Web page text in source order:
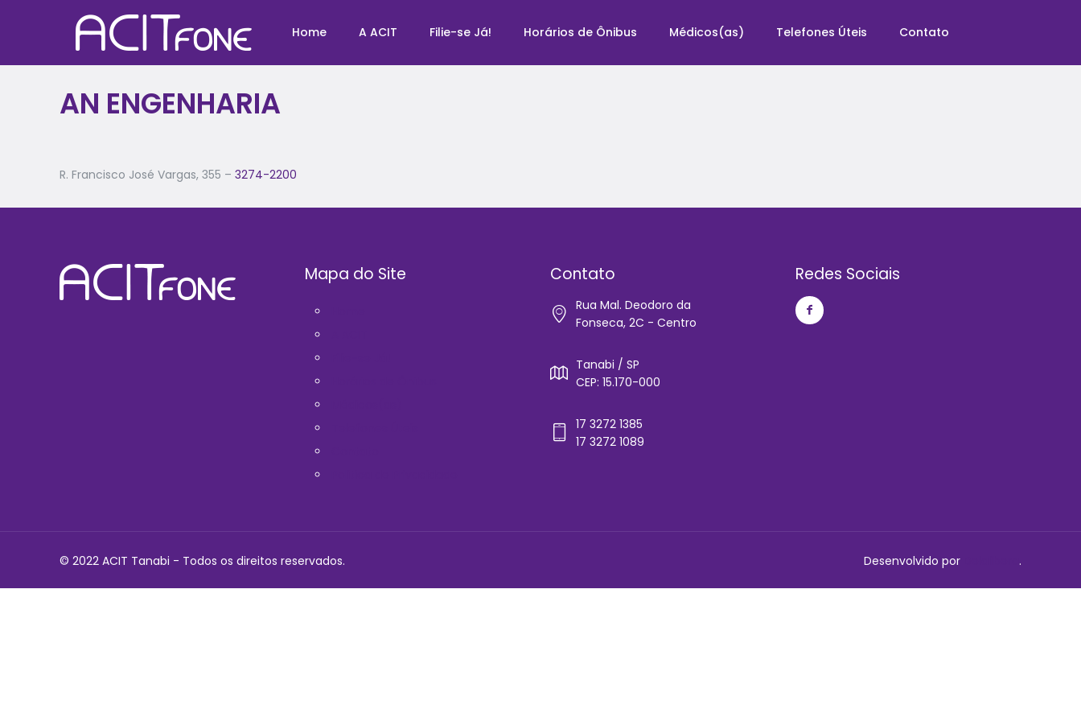
Home A ACIT Filie-se Já! Horários de Ônibus Médicos(as) Telefones Úteis Contato
AN ENGENHARIA
R. Francisco José Vargas, 355 –3274-2200
Mapa do Site Contato
Rua Mal. Deodoro da
Fonseca, 2C - Centro
Tanabi / SP
CEP: 15.170-000
17 3272 1385
17 3272 1089
Redes Sociais
© 2022 ACIT Tanabi - Todos os direitos reservados. Desenvolvido por .